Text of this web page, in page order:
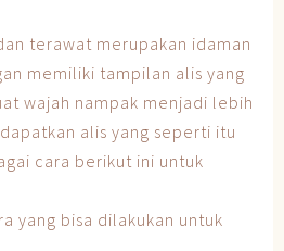
terawat merupakan idaman
memiliki tampilan alis yang
wajah nampak menjadi lebih
alis yang seperti itu
cara berikut ini untuk
yang bisa dilakukan untuk